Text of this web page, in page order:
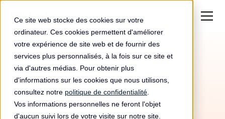
Ce site web stocke des cookies sur votre
ordinateur. Ces cookies permettent d'améliorer
votre expérience de site web et de fournir des
services plus personnalisés, à la fois sur ce site et
via d'autres médias. Pour obtenir plus
d'informations sur les cookies que nous utilisons,
consultez notre politique de confidentialité
Vos informations personnelles ne feront l'objet
d'aucun suivi lors de votre visite sur notre site.